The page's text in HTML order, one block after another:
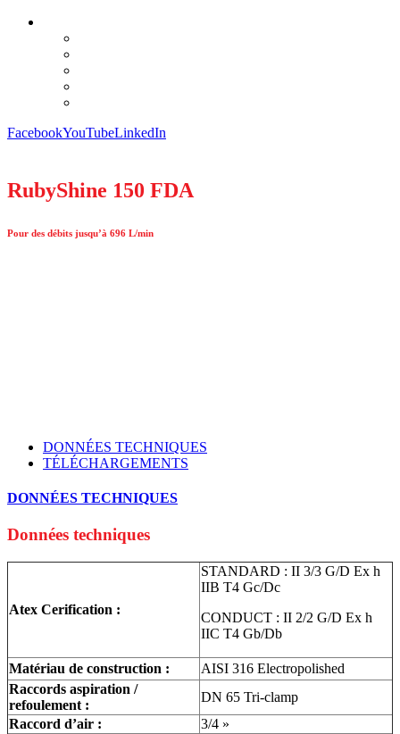
FacebookYouTubeLinkedIn
RubyShine 150 FDA
Pour des débits jusqu’à 696 L/min
DONNÉES TECHNIQUES
TÉLÉCHARGEMENTS
DONNÉES TECHNIQUES
Données techniques
Atex Cerification :
STANDARD : II 3/3 G/D Ex h
IIB T4 Gc/Dc
CONDUCT : II 2/2 G/D Ex h
IIC T4 Gb/Db
Matériau de construction :
AISI 316 Electropolished
Raccords aspiration /
refoulement :
DN 65 Tri-clamp
Raccord d’air :
3/4 »